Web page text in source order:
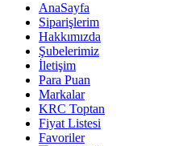
AnaSayfa
Siparişlerim
Hakkımızda
Şubelerimiz
İletişim
Para Puan
Markalar
KRC Toptan
Fiyat Listesi
Favoriler